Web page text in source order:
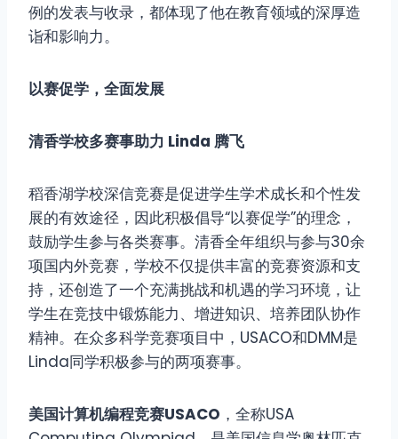
例的发表与收录，都体现了他在教育领域的深厚造
诣和影响力。
以赛促学，全面发展
清香学校多赛事助力 Linda 腾飞
稻香湖学校深信竞赛是促进学生学术成长和个性发
展的有效途径，因此积极倡导“以赛促学”的理念，
鼓励学生参与各类赛事。清香全年组织与参与30余
项国内外竞赛，学校不仅提供丰富的竞赛资源和支
持，还创造了一个充满挑战和机遇的学习环境，让
学生在竞技中锻炼能力、增进知识、培养团队协作
精神。在众多科学竞赛项目中，USACO和DMM是
Linda同学积极参与的两项赛事。
美国计算机编程竞赛USACO ，全称USA